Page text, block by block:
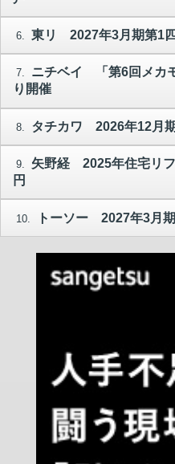
6. 東リ 2027年3月期第1
7.
ニチベイ 「第6回メカ
り開催
8. タチカワ 2026年12月
9.
矢野経 2025年住宅リ
円
10. トーソー 2027年3月